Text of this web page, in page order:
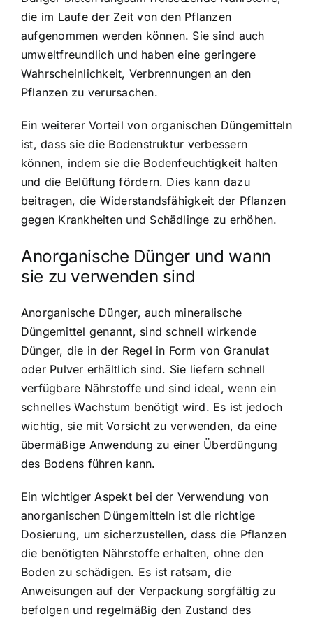
die im Laufe der Zeit von den Pflanzen
aufgenommen werden können. Sie sind auch
umweltfreundlich und haben eine geringere
Wahrscheinlichkeit, Verbrennungen an den
Pflanzen zu verursachen.
Ein weiterer Vorteil von organischen Düngemitteln
ist, dass sie die Bodenstruktur verbessern
können, indem sie die Bodenfeuchtigkeit halten
und die Belüftung fördern. Dies kann dazu
beitragen, die Widerstandsfähigkeit der Pflanzen
gegen Krankheiten und Schädlinge zu erhöhen.
Anorganische Dünger und wann
sie zu verwenden sind
Anorganische Dünger, auch mineralische
Düngemittel genannt, sind schnell wirkende
Dünger, die in der Regel in Form von Granulat
oder Pulver erhältlich sind. Sie liefern schnell
verfügbare Nährstoffe und sind ideal, wenn ein
schnelles Wachstum benötigt wird. Es ist jedoch
wichtig, sie mit Vorsicht zu verwenden, da eine
übermäßige Anwendung zu einer Überdüngung
des Bodens führen kann.
Ein wichtiger Aspekt bei der Verwendung von
anorganischen Düngemitteln ist die richtige
Dosierung, um sicherzustellen, dass die Pflanzen
die benötigten Nährstoffe erhalten, ohne den
Boden zu schädigen. Es ist ratsam, die
Anweisungen auf der Verpackung sorgfältig zu
befolgen und regelmäßig den Zustand des